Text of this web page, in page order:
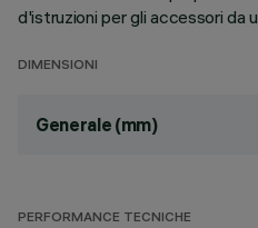
d'istruzioni per gli accessori da
DIMENSIONI
Generale (mm)
PERFORMANCE TECNICHE